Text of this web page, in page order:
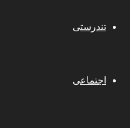
تندرستی
اجتماعی